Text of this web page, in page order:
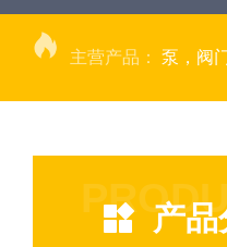
主营产品： 泵，阀
产品